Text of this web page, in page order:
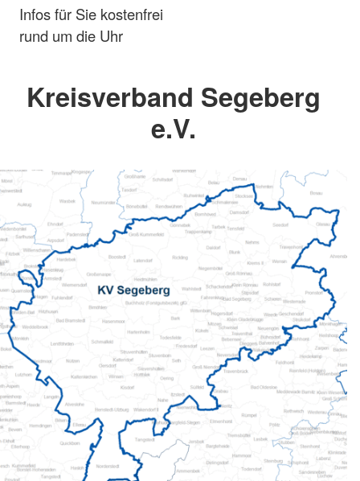
Infos für Sie kostenfrei
rund um die Uhr
Kreisverband Segeberg
e.V.